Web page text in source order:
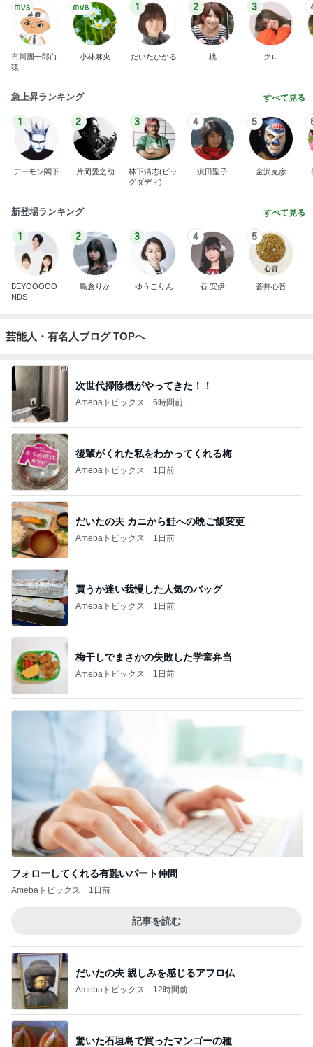
市川團十郎白
猿
小林麻央
1
だいたひかる
2
桃
3
クロ
急上昇ランキング すべて見る
1
デーモン閣下
2
片岡愛之助
3
林下清志(ビッ
グダディ)
4
沢田聖子
5
金沢克彦
新登場ランキング すべて見る
1
BEYOOOOO
NDS
2
島倉りか
3
ゆうこりん
4
石 安伊
5
蒼井心音
芸能人・有名人ブログ TOPへ
次世代掃除機がやってきた！！
Amebaトピックス 6時間前
後輩がくれた私をわかってくれる梅
Amebaトピックス 1日前
だいたの夫 カニから鮭への晩ご飯変更
Amebaトピックス 1日前
買うか迷い我慢した人気のバッグ
Amebaトピックス 1日前
梅干しでまさかの失敗した学童弁当
Amebaトピックス 1日前
フォローしてくれる有難いパート仲間
Amebaトピックス 1日前
記事を読む
だいたの夫 親しみを感じるアフロ仏
Amebaトピックス 12時間前
驚いた石垣島で買ったマンゴーの種